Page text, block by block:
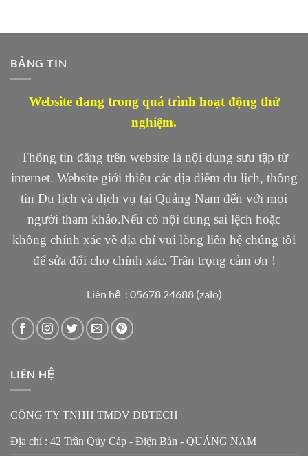
BẢNG TIN
Website đang trong quá trình hoạt động thử
nghiệm.
Thông tin đăng trên website là nội dung sưu tập từ
internet. Website giới thiệu các địa điểm du lịch, thông
tin Du lịch và dịch vụ tại Quảng Nam đến với mọi
người tham khảo.Nếu có nội dung sai lệch hoặc
không chính xác về địa chỉ vui lòng liên hệ chúng tôi
để sửa đổi cho chính xác. Trân trọng cảm ơn !
Liên hệ : 05678 24688 (zalo)
LIÊN HỆ
CÔNG TY TNHH TMDV DBTECH
Địa chỉ : 42 Trần Qúy Cáp - Điện Bàn - QUẢNG NAM